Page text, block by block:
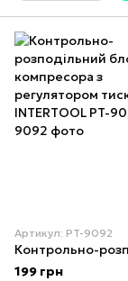
Артикул: PT-9092
199 грн